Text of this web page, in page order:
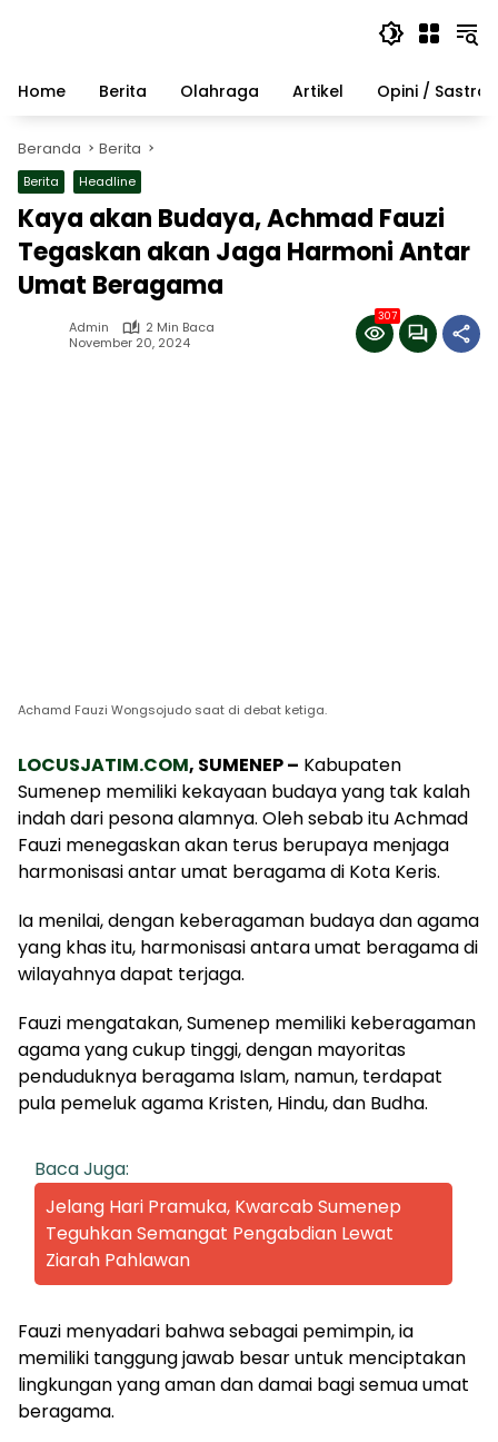
Home
Berita Olahraga Artikel Opini / Sastra
Beranda Berita
Berita Headline
Kaya akan Budaya, Achmad Fauzi
Tegaskan akan Jaga Harmoni Antar
Umat Beragama
Admin
2 Min Baca
November 20, 2024
307
Achamd Fauzi Wongsojudo saat di debat ketiga.
LOCUSJATIM.COM, SUMENEP – Kabupaten
Sumenep memiliki kekayaan budaya yang tak kalah
indah dari pesona alamnya. Oleh sebab itu Achmad
Fauzi menegaskan akan terus berupaya menjaga
harmonisasi antar umat beragama di Kota Keris.
Ia menilai, dengan keberagaman budaya dan agama
yang khas itu, harmonisasi antara umat beragama di
wilayahnya dapat terjaga.
Fauzi mengatakan, Sumenep memiliki keberagaman
agama yang cukup tinggi, dengan mayoritas
penduduknya beragama Islam, namun, terdapat
pula pemeluk agama Kristen, Hindu, dan Budha.
Baca Juga:
Jelang Hari Pramuka, Kwarcab Sumenep
Teguhkan Semangat Pengabdian Lewat
Ziarah Pahlawan
Fauzi menyadari bahwa sebagai pemimpin, ia
memiliki tanggung jawab besar untuk menciptakan
lingkungan yang aman dan damai bagi semua umat
beragama.